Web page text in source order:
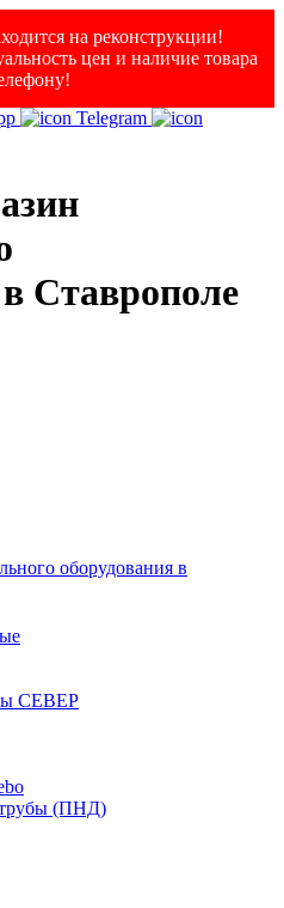
на реконструкции!
цен и наличие товара
Telegram
Ставрополе
СЕВЕР
(ПНД)